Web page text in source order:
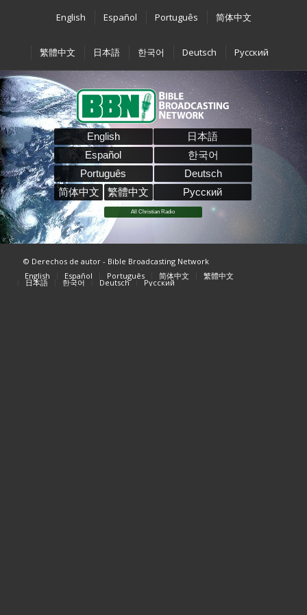
English Español Português 简体中文
繁體中文 日本語 한국어 Deutsch Pусский
English
Español
Português
简体中文
繁體中文
日本語
한국어
Deutsch
Pусский
All Christian Radio
© Derechos de autor - Bible Broadcasting Network
English
Español Português 简体中文 繁體中文
日本語 한국어 Deutsch Pусский